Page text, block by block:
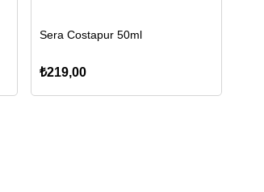
Sera Costapur 50ml
₺219,00